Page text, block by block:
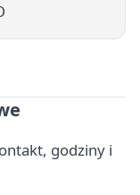
godziny i